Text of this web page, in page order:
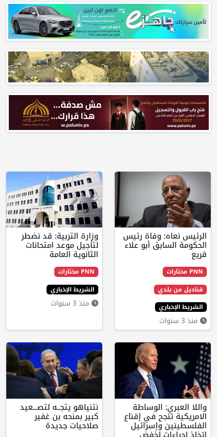
وفاة رئيس
أبو علاء
وزارة التربية: قد نضطر
لتأجيل موعد امتحانات
الثانوية العامة
الشريط الإخباري
الوساطة
في إقناع
وإسرائيل
نتنياهو يتجــه لتصـــعيد
كبير بمنحه بن غفير
صلاحيات جديدة